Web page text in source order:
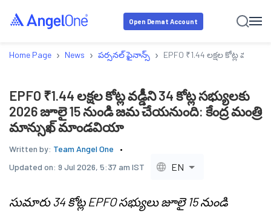
Open Demat Account
Home Page › News › పర్సనల్ ఫైనాన్స్ › EPFO ₹1.44 లక్షల కోట్ల
EPFO ₹1.44 లక్షల కోట్ల వడ్డీని 34 కోట్ల సభ్యులకు
2026 జూలై 15 నుండి జమ చేయనుంది: కేంద్ర మంత్రి
మాన్సుఖ్ మాండవియా
Written by: Team Angel One
Updated on: 9 Jul 2026, 5:37 am IST EN
సుమారు 34 కోట్ల EPFO సభ్యులు జూలై 15 నుండి